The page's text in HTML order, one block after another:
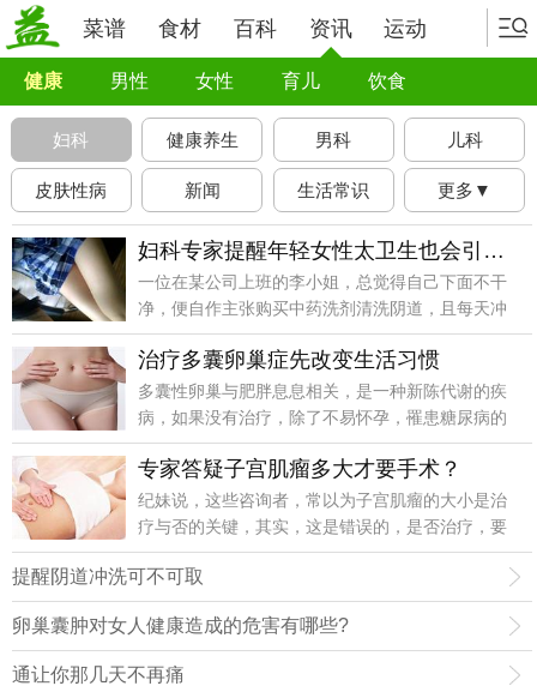
菜谱 食材 百科 资讯 运动
健康 男性 女性 育儿 饮食
妇科 健康养生 男科 儿科
皮肤性病 新闻 生活常识 更多▼
妇科专家提醒年轻女性太卫生也会引发妇科病
一位在某公司上班的李小姐，总觉得自己下面不干
净，便自作主张购买中药洗剂清洗阴道，且每天冲
洗，结果两周下来，反而出现外阴部瘙痒灼痛，白
带发黄，有异味，不得不前往医院就诊。
治疗多囊卵巢症先改变生活习惯
多囊性卵巢与肥胖息息相关，是一种新陈代谢的疾
病，如果没有治疗，除了不易怀孕，罹患糖尿病的
风险，更会比一般人高3倍。
专家答疑子宫肌瘤多大才要手术？
纪妹说，这些咨询者，常以为子宫肌瘤的大小是治
疗与否的关键，其实，这是错误的，是否治疗，要
看子宫肌瘤长的位置和是否引起了症状。
提醒阴道冲洗可不可取
卵巢囊肿对女人健康造成的危害有哪些?
通让你那几天不再痛